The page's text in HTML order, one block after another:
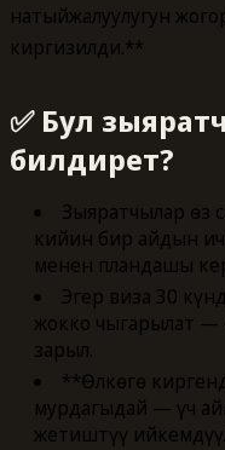
натыйжалуулугун
киргизилди.**
✅ Бул
билдирет?
Зыяратчылар өз
кийин бир айдын
менен пландашы
Эгер виза 30
жокко чыгарылат —
зарыл.
**Өлкөгө
мурдагыдай — үч
жетиштүү